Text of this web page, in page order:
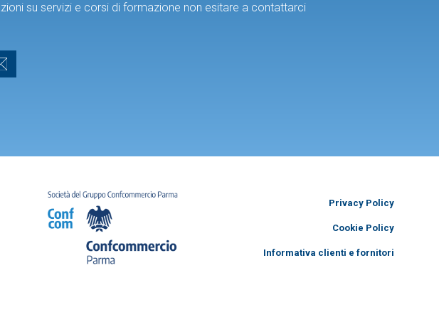
su servizi e corsi di formazione non esitare a contattarci
Privacy Policy
Cookie Policy
Informativa clienti e fornitori